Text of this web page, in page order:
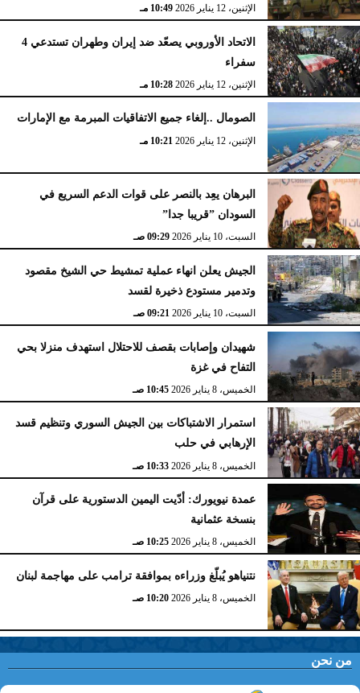
الإثنين، 12 يناير 2026 10:49 مـ
الاتحاد الأوروبي يصعّد ضد إيران وطهران تستدعي 4
سفراء
الإثنين، 12 يناير 2026 10:28 مـ
الصومال ..إلغاء جميع الاتفاقيات المبرمة مع الإمارات
الإثنين، 12 يناير 2026 10:21 مـ
البرهان يعِد بالنصر على قوات الدعم السريع في
السودان ”قريبا جدا”
السبت، 10 يناير 2026 09:29 صـ
الجيش يعلن انهاء عملية تمشيط حي الشيخ مقصود
وتدمير مستودع ذخيرة لقسد
السبت، 10 يناير 2026 09:21 صـ
شهيدان وإصابات بقصف للاحتلال استهدف منزلا بحي
التفاح في غزة
الخميس، 8 يناير 2026 10:45 صـ
استمرار الاشتباكات بين الجيش السوري وتنظيم قسد
الإرهابي في حلب
الخميس، 8 يناير 2026 10:33 صـ
عمدة نيويورك: أدّيت اليمين الدستورية على قرآن
بنسخة عثمانية
الخميس، 8 يناير 2026 10:25 صـ
نتنياهو يُبلّغ وزراءه بموافقة ترامب على مهاجمة لبنان
الخميس، 8 يناير 2026 10:20 صـ
من نحن